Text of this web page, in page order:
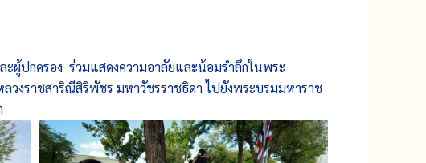
ะผู้ปกครอง ร่วมแสดงความอาลัยและน้อมรำลึกในพระ
วงราชสาริณีสิริพัชร มหาวัชรราชธิดา​ ไปยังพระบรมมหาราช